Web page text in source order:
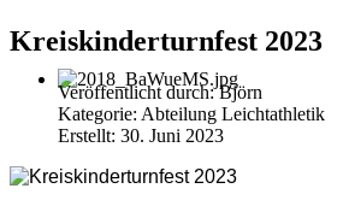
Kreiskinderturnfest 2023
Veröffentlicht durch:Björn
Kategorie: Abteilung Leichtathletik
Erstellt: 30. Juni 2023